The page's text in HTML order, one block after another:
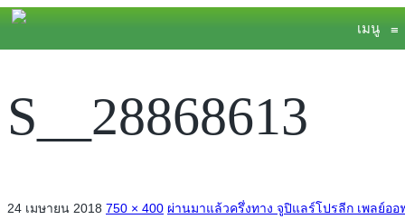
เมนู ≡
S__28868613
24 เมษายน 2018 750 × 400 ผ่านมาแล้วครึ่งทาง จูปิแลร์โปรลีก เพลย์ออ